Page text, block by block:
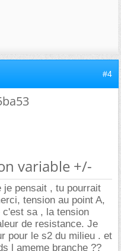
#4
variable +/-
je pensait , tu pourrait
tension au point A,
sa , la tension
de resistance. Je
pour le s2 du milieu . et
l ameme branche ??